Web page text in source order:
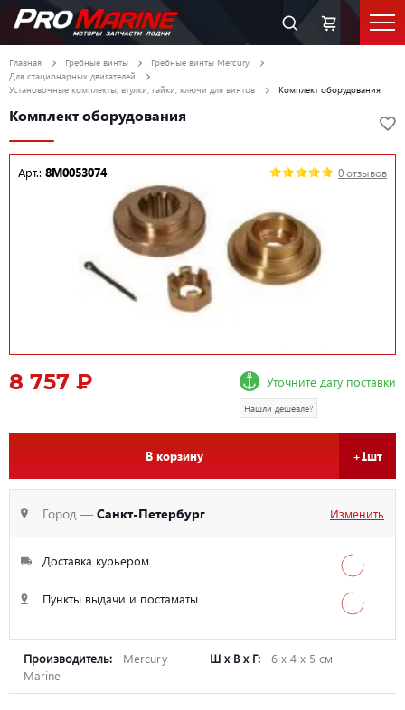
Главная Гребные винты
Гребные винты Mercury
Для стационарных двигателей
Установочные комплекты, втулки, гайки, ключи для винтов
Комплект оборудования
Комплект оборудования
Арт.: 8M0053074 0 отзывов
8 757 ₽ Уточните дату поставки
Нашли дешевле?
В корзину +1шт
Город — Санкт-Петербург Изменить
Доставка курьером
Пункты выдачи и постаматы
Производитель:
Mercury
Marine
Ш х В х Г: 6 х 4 х 5 см